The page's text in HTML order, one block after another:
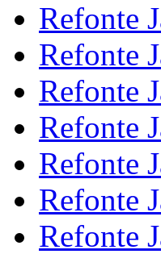
Refonte
Refonte
Refonte
Refonte
Refonte
Refonte
Refonte